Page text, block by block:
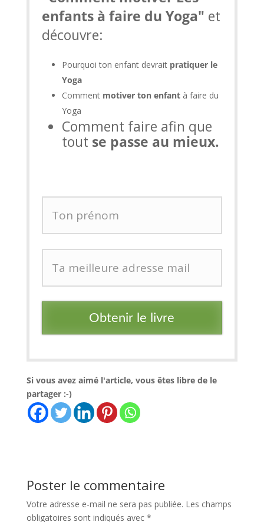
enfants à faire du Yoga" et
découvre:
Pourquoi ton enfant devrait pratiquer le
Yoga
Comment motiver ton enfantà faire du
Yoga
Comment faire afin que
tout se passe au mieux.
Obtenir le livre
Si vous avez aimé l'article, vous êtes libre de le
partager :-)
Poster le commentaire
Votre adresse e-mail ne sera pas publiée. Les champs
obligatoires sont indiqués avec *